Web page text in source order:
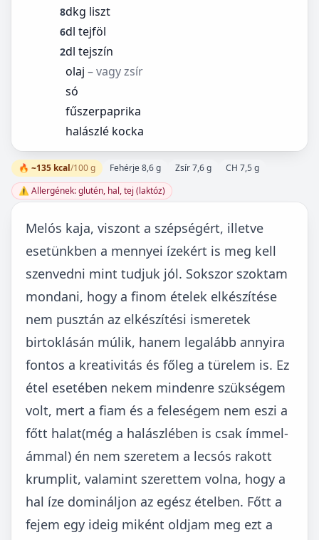
8dkg liszt
6dl tejföl
2dl tejszín
olaj – vagy zsír
só
fűszerpaprika
halászlé kocka
🔥 ~135 kcal/100 g Fehérje 8,6 g Zsír 7,6 g
CH 7,5 g
⚠️ Allergének: glutén, hal, tej (laktóz)
Melós kaja, viszont a szépségért, illetve
esetünkben a mennyei ízekért is meg kell
szenvedni mint tudjuk jól. Sokszor szoktam
mondani, hogy a finom ételek elkészítése
nem pusztán az elkészítési ismeretek
birtoklásán múlik, hanem legalább annyira
fontos a kreativitás és főleg a türelem is. Ez
étel esetében nekem mindenre szükségem
volt, mert a fiam és a feleségem nem eszi a
főtt halat(még a halászlében is csak ímmel-
ámmal) én nem szeretem a lecsós rakott
krumplit, valamint szerettem volna, hogy a
hal íze domináljon az egész ételben. Főtt a
fejem egy ideig miként oldjam meg ezt a